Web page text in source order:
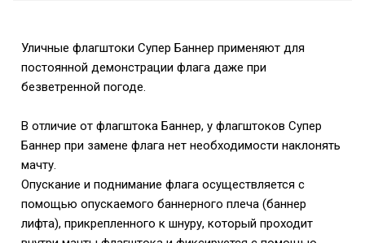
Уличные флагштоки Супер Баннер применяют для
постоянной демонстрации флага даже при
безветренной погоде.
В отличие от флагштока Баннер, у флагштоков Супер
Баннер при замене флага нет необходимости наклонять
мачту.
Опускание и поднимание флага осуществляется с
помощью опускаемого баннерного плеча (баннер
лифта), прикрепленного к шнуру, который проходит